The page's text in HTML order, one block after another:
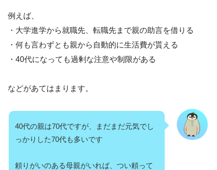
例えば、
・大学進学から就職先、転職先まで親の助言を借りる
・何も言わずとも親から自動的に生活費が貰える
・40代になっても過剰な注意や制限がある
などがあてはまります。
40代の親は70代ですが、まだまだ元気でし
っかりした70代も多いです
頼りがいのある母親がいれば、つい頼って